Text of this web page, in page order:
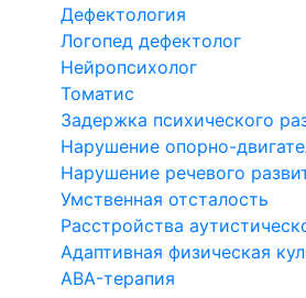
Дефектология
Логопед дефектолог
Нейропсихолог
Томатис
Задержка психического
Нарушение опорно-
Нарушение речевого
Умственная отсталость
Расстройства
Адаптивная физическая
ABA-терапия